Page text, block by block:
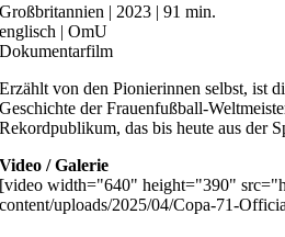
Großbritannien | 2023 | 91 min.
englisch | OmU
Dokumentarfilm
Erzählt von den Pionierinnen selbst, ist
Geschichte der Frauenfußball-
Rekordpublikum, das bis heute aus der
Video / Galerie
[video width="640" height="390"
content/uploads/2025/04/Copa-71-